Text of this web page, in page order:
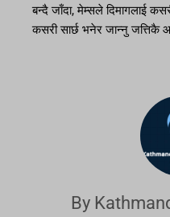
बन्दै जाँदा, मेम्सले दिमागलाई
कसरी सार्छ भनेर जान्नु जत्तिकै
By